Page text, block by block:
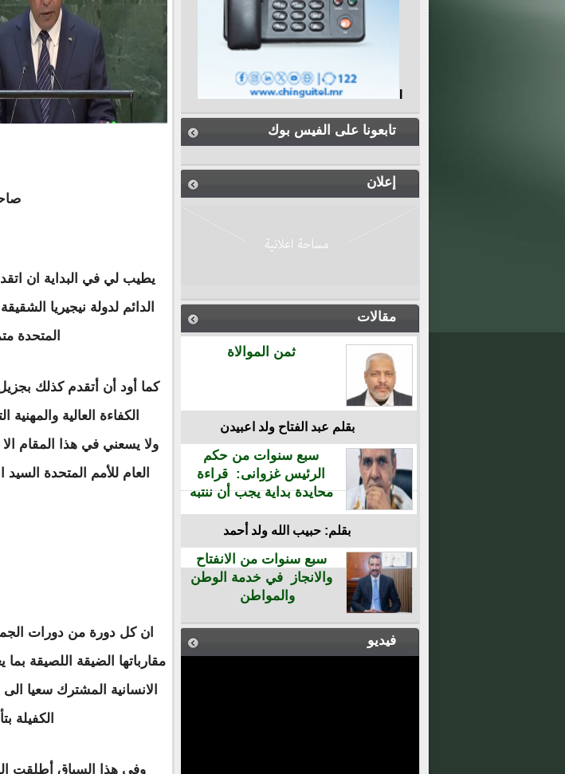
تابعونا على الفيس بوك
إعلان
مقالات
ثمن الموالاة
بقلم عبد الفتاح ولد اعبيدن
سبع سنوات من حكم
الرئيس غزوانى: قراءة
محايدة بداية يجب أن ننتبه
بقلم: حبيب الله ولد أحمد
سبع سنوات من الانفتاح
والانجاز في خدمة الوطن
والمواطن
فيديو
يطيب لي في البداية ان
الدائم لدولة نيجيريا
المتحدة
كما أود أن أتقدم كذلك
الكفاءة العالية
ولا يسعني في هذا المقام الا
العام للأمم المتحدة
ان كل دورة من دورات
مقارباتها الضيقة اللصيقة
الانسانية المشترك سعيا
الكفيلة